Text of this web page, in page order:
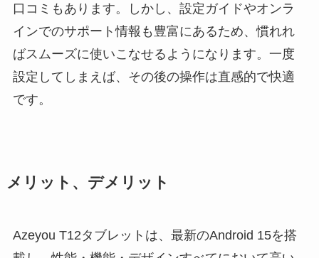
口コミもあります。しかし、設定ガイドやオンラ
インでのサポート情報も豊富にあるため、慣れれ
ばスムーズに使いこなせるようになります。一度
設定してしまえば、その後の操作は直感的で快適
です。
メリット、デメリット
Azeyou T12タブレットは、最新のAndroid 15を搭